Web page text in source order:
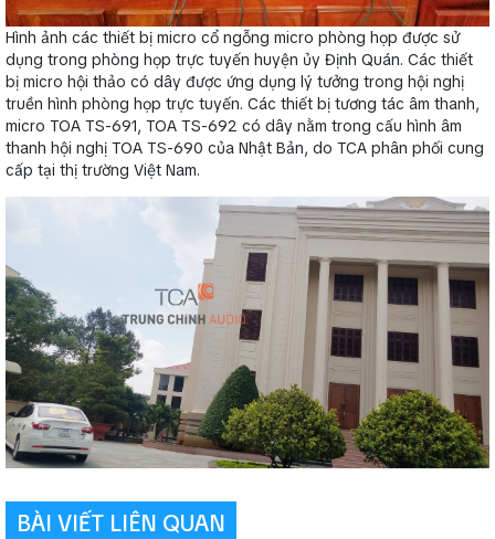
Hình ảnh các thiết bị micro cổ ngỗng micro phòng họp được sử
dụng trong phòng họp trực tuyến huyện ủy Định Quán. Các thiết
bị micro hội thảo có dây được ứng dụng lý tưởng trong hội nghị
truền hình phòng họp trực tuyến. Các thiết bị tương tác âm thanh,
micro TOA TS-691, TOA TS-692 có dây nằm trong cấu hình âm
thanh hội nghị TOA TS-690 của Nhật Bản, do TCA phân phối cung
cấp tại thị trường Việt Nam.
BÀI VIẾT LIÊN QUAN